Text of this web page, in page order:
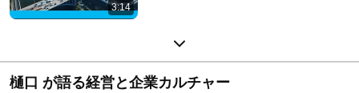
3:14
樋口 が語る経営と企業カルチャー